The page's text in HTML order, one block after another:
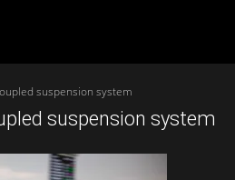
suspension system
suspension system